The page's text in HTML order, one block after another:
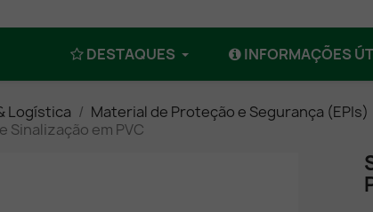
DESTAQUES INFORMAÇÕES
Logística Material de Proteção e Segurança (EPIs)
Sinalização em PVC